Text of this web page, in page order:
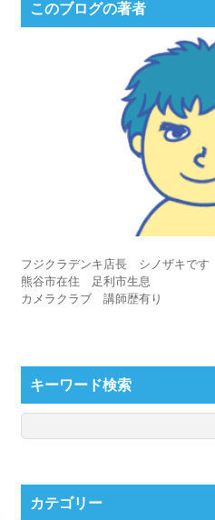
このブログの著者
フジクラデンキ店長 シノザキです
熊谷市在住 足利市生息
カメラクラブ 講師歴有り
キーワード検索
カテゴリー